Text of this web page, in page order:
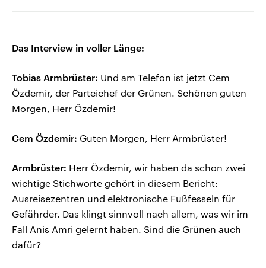
Das Interview in voller Länge:
Tobias Armbrüster: Und am Telefon ist jetzt Cem
Özdemir, der Parteichef der Grünen. Schönen guten
Morgen, Herr Özdemir!
Cem Özdemir: Guten Morgen, Herr Armbrüster!
Armbrüster: Herr Özdemir, wir haben da schon zwei
wichtige Stichworte gehört in diesem Bericht:
Ausreisezentren und elektronische Fußfesseln für
Gefährder. Das klingt sinnvoll nach allem, was wir im
Fall Anis Amri gelernt haben. Sind die Grünen auch
dafür?